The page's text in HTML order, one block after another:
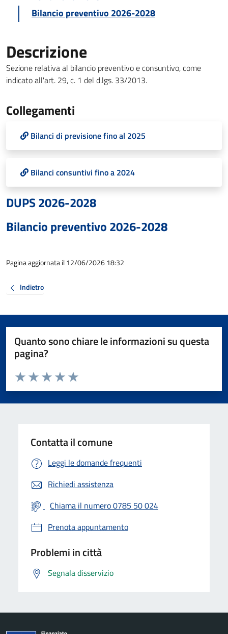
Bilancio preventivo 2026-2028
Descrizione
Sezione relativa al bilancio preventivo e consuntivo, come
indicato all'art. 29, c. 1 del d.lgs. 33/2013.
Collegamenti
Bilanci di previsione fino al 2025
Bilanci consuntivi fino a 2024
DUPS 2026-2028
Bilancio preventivo 2026-2028
Pagina aggiornata il 12/06/2026 18:32
Indietro
Quanto sono chiare le informazioni su questa
pagina?
Valuta da 1 a 5 stelle la pagina
Valuta 5 stelle su 5
Valuta 4 stelle su 5
Valuta 3 stelle su 5
Valuta 2 stelle su 5
Valuta 1 stelle su 5
Contatta il comune
Leggi le domande frequenti
Richiedi assistenza
Chiama il numero 0785 50 024
Prenota appuntamento
Problemi in città
Segnala disservizio